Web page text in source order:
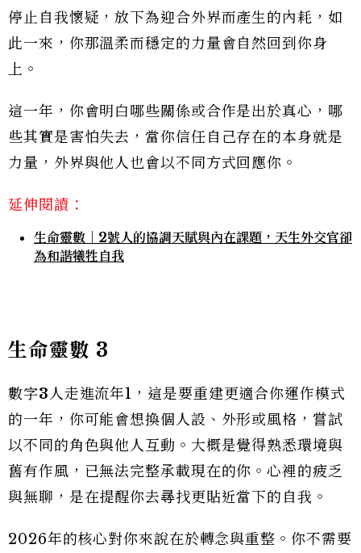
停止自我懷疑，放下為迎合外界而產生的內耗，如
此一來，你那溫柔而穩定的力量會自然回到你身
上。
這一年，你會明白哪些關係或合作是出於真心，哪
些其實是害怕失去，當你信任自己存在的本身就是
力量，外界與他人也會以不同方式回應你。
延伸閱讀：
生命靈數｜2號人的協調天賦與內在課題，天生外交官卻
為和諧犧牲自我
生命靈數 3
數字3人走進流年1，這是要重建更適合你運作模式
的一年，你可能會想換個人設、外形或風格，嘗試
以不同的角色與他人互動。大概是覺得熟悉環境與
舊有作風，已無法完整承載現在的你。心裡的疲乏
與無聊，是在提醒你去㝷找更貼近當下的自我。
2026年的核心對你來說在於轉念與重整。你不需要